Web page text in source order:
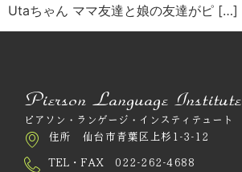
Utaちゃん ママ友達と娘の友達がピ […]
Pierson Language Institute
ピアソン・ランゲージ・インスティテュート
住所 仙台市青葉区上杉1-3-12
TEL・FAX 022-262-4688